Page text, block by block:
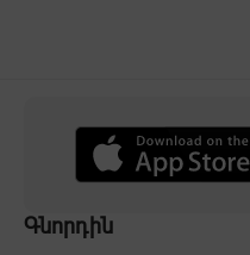
Գնորդին